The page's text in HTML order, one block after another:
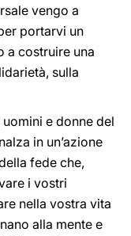
vengo a
portarvi un
a costruire una
sulla
e donne del
in un’azione
fede che,
i vostri
nella vostra vita
alla mente e